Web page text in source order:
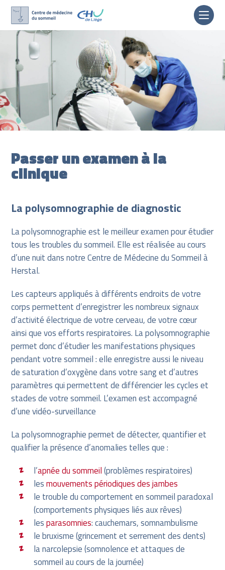
content
Passer un examen à la
clinique
La polysomnographie de diagnostic
La polysomnographie est le meilleur examen pour étudier
tous les troubles du sommeil. Elle est réalisée au cours
d’une nuit dans notre Centre de Médecine du Sommeil à
Herstal.
Les capteurs appliqués à différents endroits de votre
corps permettent d’enregistrer les nombreux signaux
d’activité électrique de votre cerveau, de votre cœur
ainsi que vos efforts respiratoires. La polysomnographie
permet donc d’étudier les manifestations physiques
pendant votre sommeil : elle enregistre aussi le niveau
de saturation d’oxygène dans votre sang et d’autres
paramètres qui permettent de différencier les cycles et
stades de votre sommeil. L’examen est accompagné
d’une vidéo-surveillance
La polysomnographie permet de détecter, quantifier et
qualifier la présence d’anomalies telles que :
l’apnée du sommeil(problèmes respiratoires)
lesmouvements périodiques des jambes
le trouble du comportement en sommeil paradoxal
(comportements physiques liés aux rêves)
lesparasomnies: cauchemars, somnambulisme
le bruxisme (grincement et serrement des dents)
la narcolepsie (somnolence et attaques de
sommeil au cours de la journée)